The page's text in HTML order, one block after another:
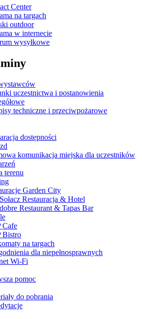
Center
na targach
outdoor
w internecie
wysyłkowe
uczestnictwa i postanowienia
techniczne i przeciwpożarowe
dostępności
komunikacja miejska dla uczestników
terenu
Garden City
Restauracja & Hotel
Restaurant & Tapas Bar
Cafe
Bistro
na targach
dla niepełnosprawnych
Wi-Fi
pomoc
do pobrania